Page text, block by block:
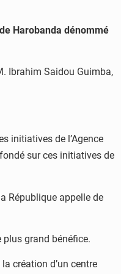
Harobanda dénommé
Ibrahim Saidou Guimba,
initiatives de l’Agence
sur ces initiatives de
République appelle de
grand bénéfice.
création d’un centre